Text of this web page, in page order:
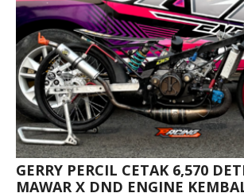
GERRY PERCIL CETAK 6,570
MAWAR X DND ENGINE